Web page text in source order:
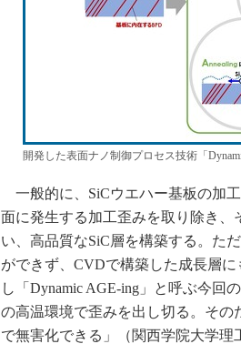
開発した表面ナノ制御プロセス技術「
一般的に、SiCウエハー基板の加
面に発生する加工歪みを取り除き
い、高品質なSiC層を構築する。た
ができず、CVDで構築した成長層
し「Dynamic AGE-ing」と呼ぶ今回
の高温環境で歪みを出し切る。そ
で無害化できる」（関西学院大学理